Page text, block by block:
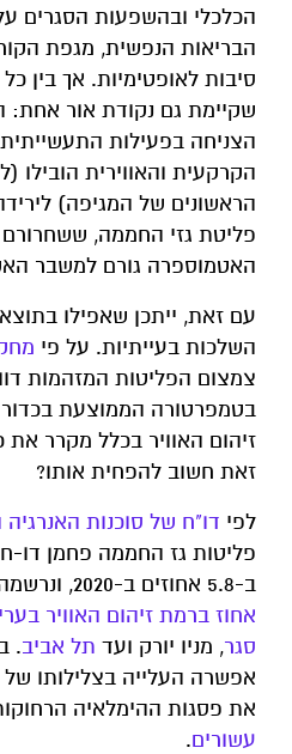
הכלכלי ובהשפעות הסגרים
הבריאות הנפשית, מגפת
סיבות לאופטימיות. אך בין
שקיימת גם נקודת אור אחת:
הצניחה בפעילות
הקרקעית והאווירית הובילו
הראשונים של המגיפה)
פליטת גזי החממה, ששחרורם
האטמוספרה גורם למשבר
עם זאת, ייתכן שאפילו
השלכות בעייתיות. על פי
צמצום הפליטות המזהמות
זיהום האוויר בכלל מקרר
זאת חשוב להפחית אותו?
לפי דו"ח של סוכנות האנרגיה
פליטות גז החממה פחמן דו-
ב-5.8 אחוזים ב-2020, ונרשמה
אחוז ברמת זיהום האוויר
סגר, מניו יורק ועד תל אביב.
אפשרה העלייה בצלילותו של
את פסגות ההימלאיה
עשורים.